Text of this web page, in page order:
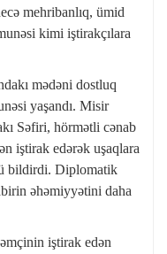
mehribanlıq, ümid
kimi iştirakçılara
mədəni dostluq
yaşandı. Misir
Səfiri, hörmətli cənab
iştirak edərək uşaqlara
bildirdi. Diplomatik
əhəmiyyətini daha
iştirak edən